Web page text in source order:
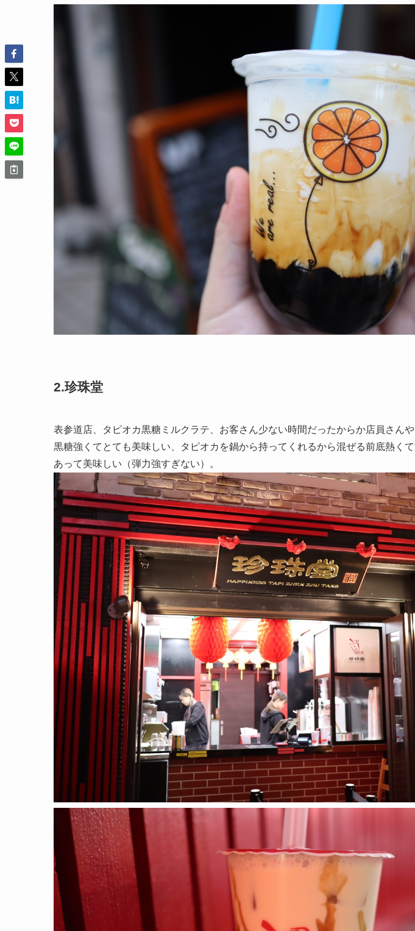
2.珍珠堂
表参道店、タピオカ黒糖ミルクラテ、お客さん少ない時間だったからか店員さん
黒糖強くてとても美味しい、タピオカを鍋から持ってくれるから混ぜる前底熱く
あって美味しい（弾力強すぎない）。